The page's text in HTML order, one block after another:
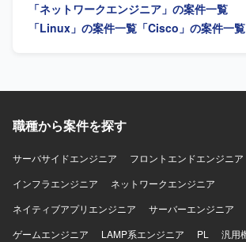
スト、切替まで一連の工程を経験できるた
ンジニアとしてのスキルを体系的かつ実践
発環境】 ネットワーク：Ciscoスイッチ（
分散装置、SRX340、PA-550、Panorama、
AFF/FASシリーズ 認証・時刻・無線：TS-
33（NTP）、NetAttestD3（DNS/DHCP）、
NetAttestEPS（認証局/証明書）、Catalyst
線LANコントローラ） サーバ・仮想化：
vCenter、VCF Operations、NSX Manager
Services Platform、VCF cloud builder DB
FortiGateやPaloaltoなどのネットワーク機
環境です。
を推進していただきます。 【求める人物像】 ネットワーク
設計・構築の実務経験を活かし、自ら課題
ションの魅力】 大手流通業向けの大規模
ト、リリースまで一貫して経験を積むこと
Cisco製品を中心とした実務を通じて、各種
見や設計スキルをさらに高めることができます。 【
境】 Cisco製ネットワーク機器を中心とし
境での設計・構築および保守運用となります
「ネットワークエンジニア」の案件一覧
「Linux」の案件一覧 「Cisco」の案件一覧
職種から案件を探す
サーバサイドエンジニア
フロントエンドエンジニア
インフラエンジニア
ネットワークエンジニア
ネイティブアプリエンジニア
サーバーエンジニア
ゲームエンジニア
LAMP系エンジニア PL 汎用